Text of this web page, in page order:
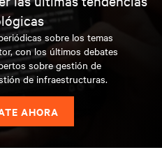
sobre los temas
con los últimos debates
sobre gestión de
de infraestructuras.
AHORA